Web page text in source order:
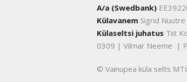
A/a (Swedbank)
Külavanem Sigrid
Külaseltsi juhatus Tiit
0309 | Vilmar Neeme |
© Vainupea küla selts